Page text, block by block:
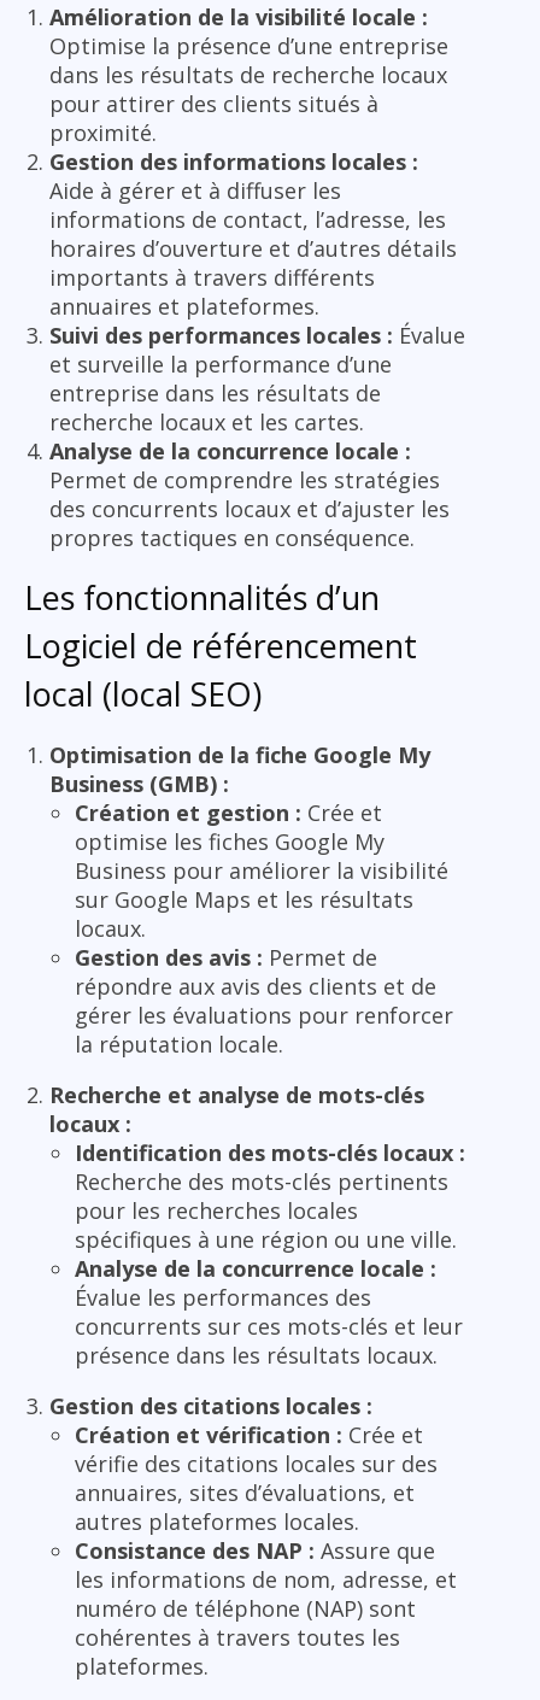
Amélioration de la visibilité locale :
Optimise la présence d’une entreprise
dans les résultats de recherche locaux
pour attirer des clients situés à
proximité.
Gestion des informations locales :
Aide à gérer et à diffuser les
informations de contact, l’adresse, les
horaires d’ouverture et d’autres détails
importants à travers différents
annuaires et plateformes.
Suivi des performances locales : Évalue
et surveille la performance d’une
entreprise dans les résultats de
recherche locaux et les cartes.
Analyse de la concurrence locale :
Permet de comprendre les stratégies
des concurrents locaux et d’ajuster les
propres tactiques en conséquence.
Les fonctionnalités d’un
Logiciel de référencement
local (local SEO)
Optimisation de la fiche Google My
Business (GMB) :
Création et gestion : Crée et
optimise les fiches Google My
Business pour améliorer la visibilité
sur Google Maps et les résultats
locaux.
Gestion des avis : Permet de
répondre aux avis des clients et de
gérer les évaluations pour renforcer
la réputation locale.
Recherche et analyse de mots-clés
locaux :
Identification des mots-clés locaux :
Recherche des mots-clés pertinents
pour les recherches locales
spécifiques à une région ou une ville.
Analyse de la concurrence locale :
Évalue les performances des
concurrents sur ces mots-clés et leur
présence dans les résultats locaux.
Gestion des citations locales :
Création et vérification : Crée et
vérifie des citations locales sur des
annuaires, sites d’évaluations, et
autres plateformes locales.
Consistance des NAP : Assure que
les informations de nom, adresse, et
numéro de téléphone (NAP) sont
cohérentes à travers toutes les
plateformes.